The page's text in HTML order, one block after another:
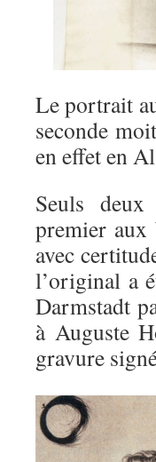
Le portrait
seconde
en effet en
Seuls
premier aux
avec
l’original a
Darmstadt
à Auguste
gravure